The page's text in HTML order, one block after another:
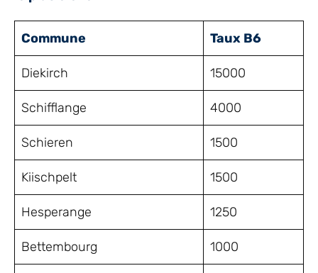
Commune Taux B6
Diekirch 15000
Schifflange 4000
Schieren 1500
Kiischpelt 1500
Hesperange 1250
Bettembourg 1000